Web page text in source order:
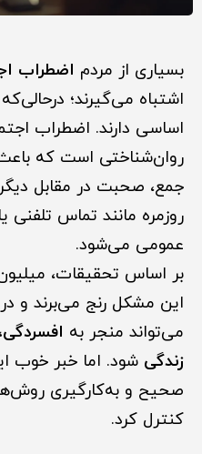
بسیاری از مردم اضطراب
اشتباه می‌گیرند؛
اساسی دارند. اضطراب
روان‌شناختی است که
جمع، صحبت در مقابل
روزمره مانند تماس تلفنی
عمومی می‌شود.
بر اساس تحقیقات،
این مشکل رنج می‌برند و
می‌تواند منجر به
زندگی شود. اما خبر خوب
صحیح و به‌کارگیری
کنترل کرد.